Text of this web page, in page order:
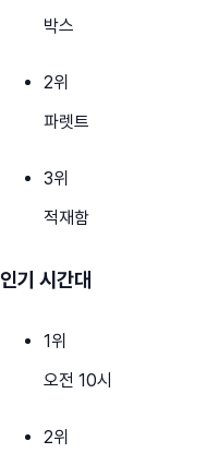
박스
2위
파렛트
3위
적재함
인기 시간대
1위
오전 10시
2위